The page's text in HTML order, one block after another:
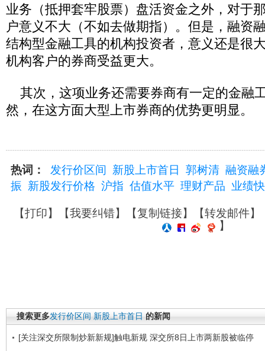
业务（抵押套牢股票）盘活资金之外，对于
户意义不大（不如去做期指）。但是，融资
结构型金融工具的机构投资者，意义还是很
机构客户的券商受益更大。
其次，这项业务还需要券商有一定的金融
然，在这方面大型上市券商的优势更明显。
热词： 发行价区间 新股上市首日 郭树清 融资融
振 新股发行价格 沪指 估值水平 理财产品 业绩
【打印】【我要纠错】【复制链接】【转发邮件】
】
搜索更多发行价区间 新股上市首日 的新闻
[关注深交所限制炒新新规]触电新规 深交所8日上市两新股被临停